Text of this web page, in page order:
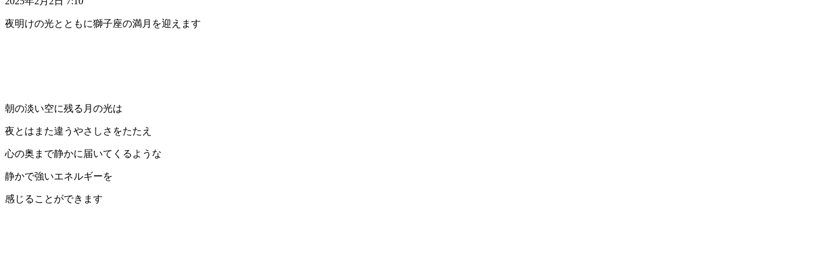
夜明けの光とともに獅子座の満月を迎えます
朝の淡い空に残る月の光は
夜とはまた違うやさしさをたたえ
心の奥まで静かに届いてくるような
静かで強いエネルギーを
感じることができます